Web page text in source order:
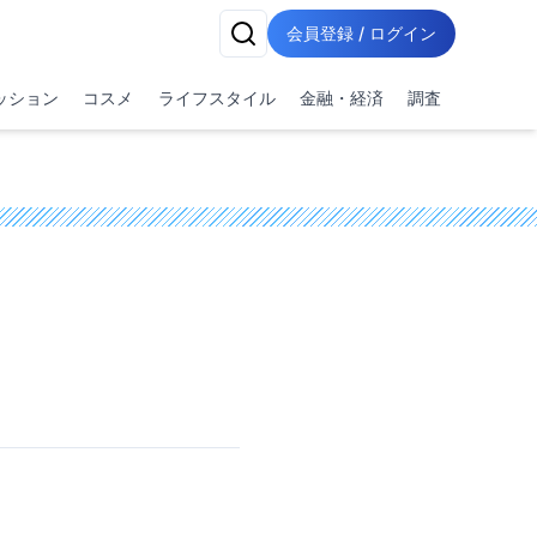
会員登録 / ログイン
ション コスメ ライフスタイル 金融・経済 調査